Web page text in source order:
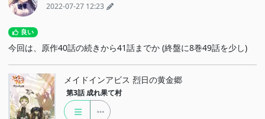
2022-07-27 12:23
良い
今回は、原作40話の続きから41話までか (終盤に8巻49話を少し)
メイドインアビス 烈日の黄金郷
第3話 成れ果て村